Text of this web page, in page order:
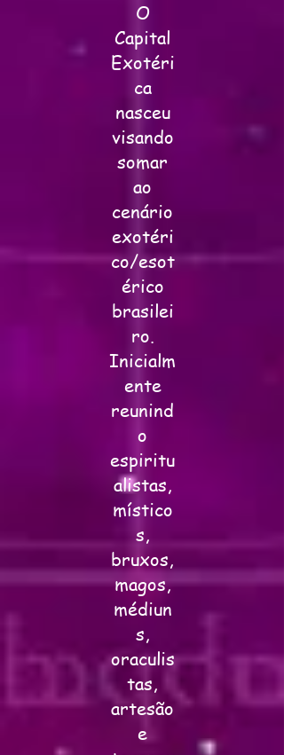
O
Capital
Exotéri
ca
nasceu
visando
somar
ao
cenário
exotéri
co/esot
érico
brasilei
ro.
Inicialm
ente
reunind
o
espiritu
alistas,
místico
s,
bruxos,
magos,
médiun
s,
oraculis
tas,
artesão
e